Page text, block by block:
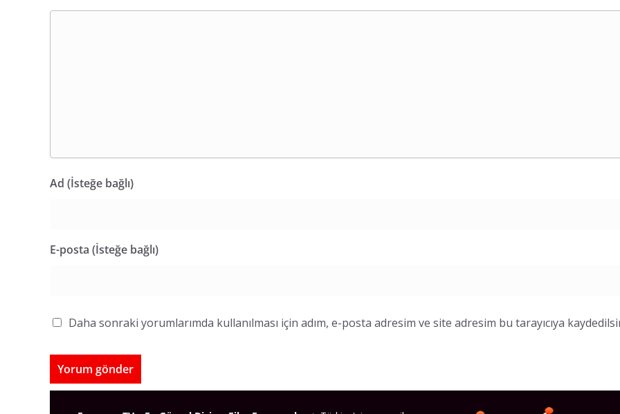
Ad (İsteğe bağlı)
E-posta (İsteğe bağlı)
Daha sonraki yorumlarımda kullanılması için adım, e-posta adresim ve site adresim bu tarayıcıya